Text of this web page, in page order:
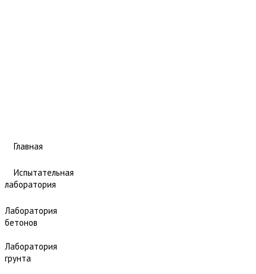
Главная
Испытательная
лаборатория
Лаборатория
бетонов
Лаборатория
грунта